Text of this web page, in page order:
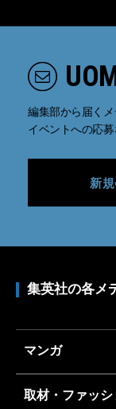
編集部から届く
イベントへの応
新
集英社の各メ
マンガ
取材・ファッシ